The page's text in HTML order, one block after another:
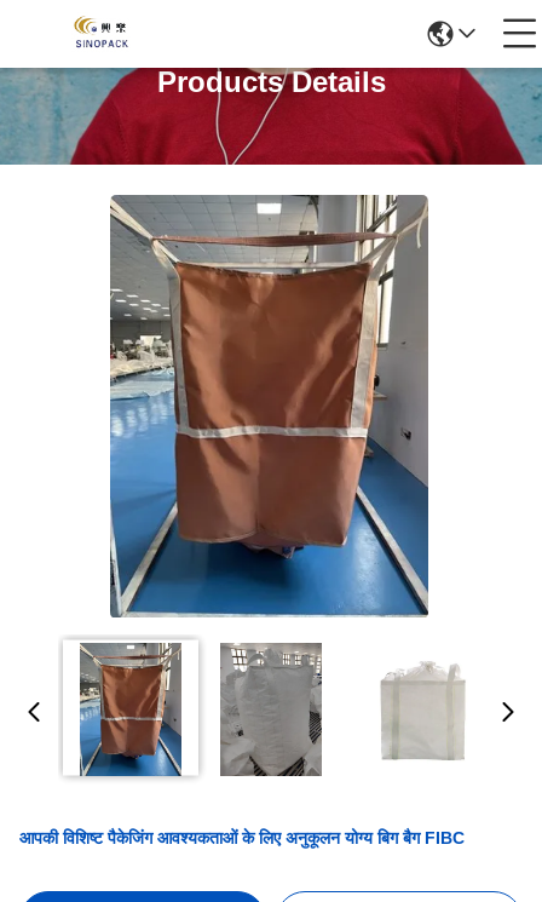
Products Details
आपकी विशिष्ट पैकेजिंग आवश्यकताओं के लिए अनुकूलन योग्य बिग बैग FIBC